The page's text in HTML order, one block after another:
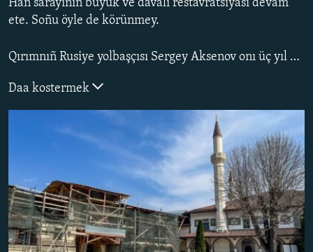
FİKİR
Русский
Українською
RFE/RS bütün saytları
Han sarayınıñ büyük ve davalı restavratsiyası devam
ete. Soñu öyle de körünmey.
Qırımnıñ Rusiye yolbaşçısı Sergey Aksenov onı üç yıl evelsi bitirmege vade etse de, soñra 2023 senesi aytıldı. Şimdi ise obyektniñ yañı pasportında bu yıl soñu qayd etile.
Daa kostermek